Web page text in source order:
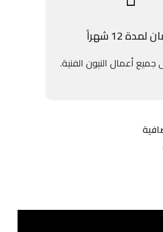
12 شهراً
جميع أعمال النيون الفنية.